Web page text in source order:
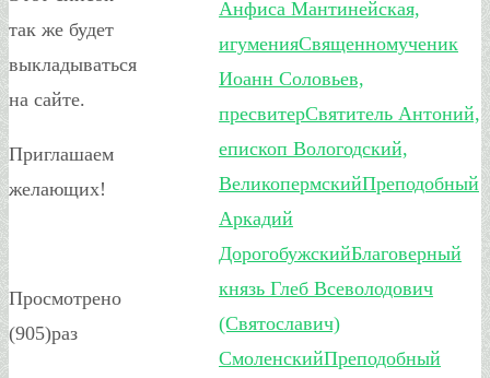
так же будет
выкладываться
на сайте.
Приглашаем
желающих!
Просмотрено
(905)раз
Анфиса Мантинейская,
игуменияСвященномученик
Иоанн Соловьев,
пресвитерСвятитель Антоний,
епископ Вологодский,
ВеликопермскийПреподобный
Аркадий
ДорогобужскийБлаговерный
князь Глеб Всеволодович
(Святославич)
СмоленскийПреподобный